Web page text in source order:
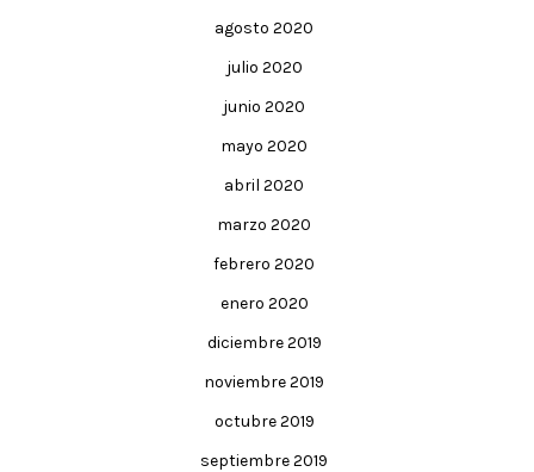
agosto 2020
julio 2020
junio 2020
mayo 2020
abril 2020
marzo 2020
febrero 2020
enero 2020
diciembre 2019
noviembre 2019
octubre 2019
septiembre 2019